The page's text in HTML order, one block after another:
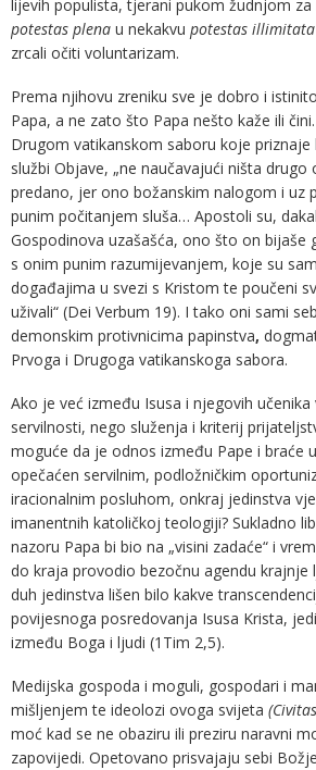
lijevih populista, tjerani pukom žudnjom
potestas plena u nekakvu potestas
zrcali očiti voluntarizam.
Prema njihovu zreniku sve je dobro i
Papa, a ne zato što Papa nešto kaže ili
Drugom vatikanskom saboru koje
službi Objave, „ne naučavajući ništa
predano, jer ono božanskim nalogom i uz
punim počitanjem sluša… Apostoli su,
Gospodinova uzašašća, ono što on bijaše
s onim punim razumijevanjem, koje su
događajima u svezi s Kristom te poučeni
uživali“ (Dei Verbum 19). I tako oni sami
demonskim protivnicima papinstva,
Prvoga i Drugoga vatikanskoga sabora.
Ako je već između Isusa i njegovih učenika
servilnosti, nego služenja i kriterij
moguće da je odnos između Pape i braće
opečaćen servilnim, podložničkim
iracionalnim posluhom, onkraj jedinstva
imanentnih katoličkoj teologiji? Sukladno
nazoru Papa bi bio na „visini zadaće“ i
do kraja provodio bezočnu agendu krajnje
duh jedinstva lišen bilo kakve
povijesnoga posredovanja Isusa Krista,
između Boga i ljudi (1Tim 2,5).
Medijska gospoda i moguli, gospodari i
mišljenjem te ideolozi ovoga svijeta
moć kad se ne obaziru ili preziru naravni
zapovijedi. Opetovano prisvajaju sebi